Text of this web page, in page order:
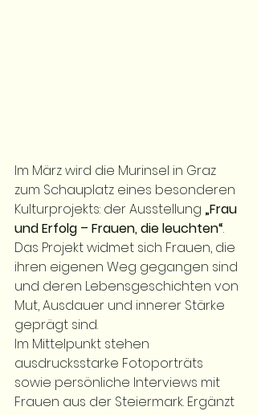
Im März wird die Murinsel in Graz
zum Schauplatz eines besonderen
Kulturprojekts: der Ausstellung „Frau
und Erfolg – Frauen, die leuchten“.
Das Projekt widmet sich Frauen, die
ihren eigenen Weg gegangen sind
und deren Lebensgeschichten von
Mut, Ausdauer und innerer Stärke
geprägt sind.
Im Mittelpunkt stehen
ausdrucksstarke Fotoporträts
sowie persönliche Interviews mit
Frauen aus der Steiermark. Ergänzt